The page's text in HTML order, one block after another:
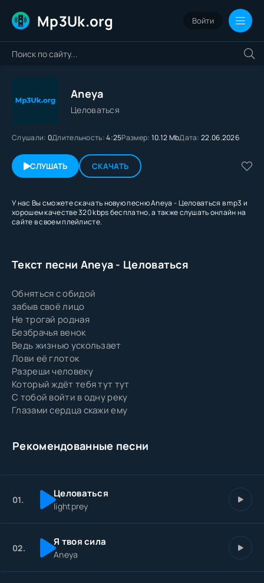
Mp3Uk.org Войти
Aneya
Целоваться
Слушали: 0Длительность:4:25Размер: 10.12 MbДата: 22.06.2026
СЛУШАТЬ СКАЧАТЬ
У нас Вы сможете скачать новую песню Aneya - Целоваться в mp3 и
хорошем качестве 320 kbps бесплатно, а также слушать онлайн на
сайте в своем плейлисте.
Текст песни Aneya - Целоваться
Обняться с обидой
забыв своё лицо
Не трогай родная
Безбрачья венок
Ведь жизнью ускользает
Лови её глоток
Разреши человеку
Который ждёт тебя тут тут
С тобой войти в одну реку
Глазами сердца скажи ему
Рекомендованные песни
01. Целоваться
lightprey
02. Я твоя сила
Aneya